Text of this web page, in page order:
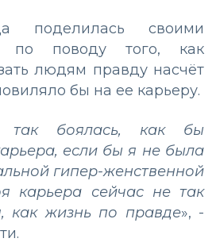
поделилась своими
по поводу того, как
людям правду насчёт
бы на ее карьеру.
так боялась, как бы
если бы я не была
гипер-женственной
карьера сейчас не так
как жизнь по правде», -